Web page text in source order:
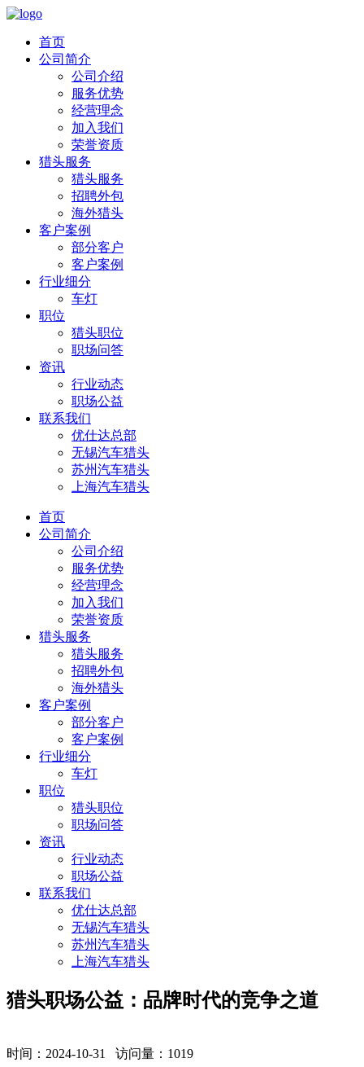
首页
公司简介
公司介绍
服务优势
经营理念
加入我们
荣誉资质
猎头服务
猎头服务
招聘外包
海外猎头
客户案例
部分客户
客户案例
行业细分
车灯
职位
猎头职位
职场问答
资讯
行业动态
职场公益
联系我们
优仕达总部
无锡汽车猎头
苏州汽车猎头
上海汽车猎头
首页
公司简介
公司介绍
服务优势
经营理念
加入我们
荣誉资质
猎头服务
猎头服务
招聘外包
海外猎头
客户案例
部分客户
客户案例
行业细分
车灯
职位
猎头职位
职场问答
资讯
行业动态
职场公益
联系我们
优仕达总部
无锡汽车猎头
苏州汽车猎头
上海汽车猎头
猎头职场公益：品牌时代的竞争之道
时间：2024-10-31 访问量： 1019